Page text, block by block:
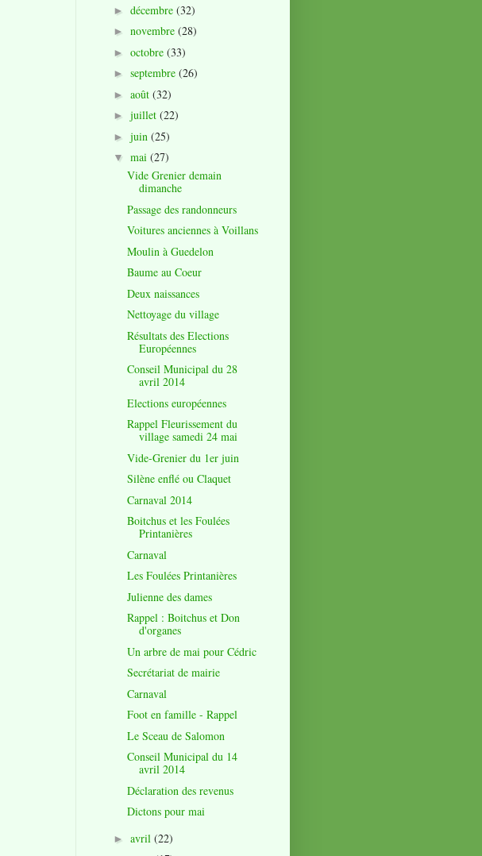
► décembre (32)
► novembre (28)
► octobre (33)
► septembre (26)
► août (32)
► juillet (22)
► juin (25)
▼ mai (27)
Vide Grenier demain
dimanche
Passage des randonneurs
Voitures anciennes à Voillans
Moulin à Guedelon
Baume au Coeur
Deux naissances
Nettoyage du village
Résultats des Elections
Européennes
Conseil Municipal du 28
avril 2014
Elections européennes
Rappel Fleurissement du
village samedi 24 mai
Vide-Grenier du 1er juin
Silène enflé ou Claquet
Carnaval 2014
Boitchus et les Foulées
Printanières
Carnaval
Les Foulées Printanières
Julienne des dames
Rappel : Boitchus et Don
d'organes
Un arbre de mai pour Cédric
Secrétariat de mairie
Carnaval
Foot en famille - Rappel
Le Sceau de Salomon
Conseil Municipal du 14
avril 2014
Déclaration des revenus
Dictons pour mai
► avril (22)